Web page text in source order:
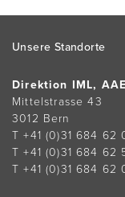
Footer
Unsere Standorte
Direktion IML,
Mittelstrasse 43
3012 Bern
T +41 (0)31 684 62
T +41 (0)31 684 62
T +41 (0)31 684 62